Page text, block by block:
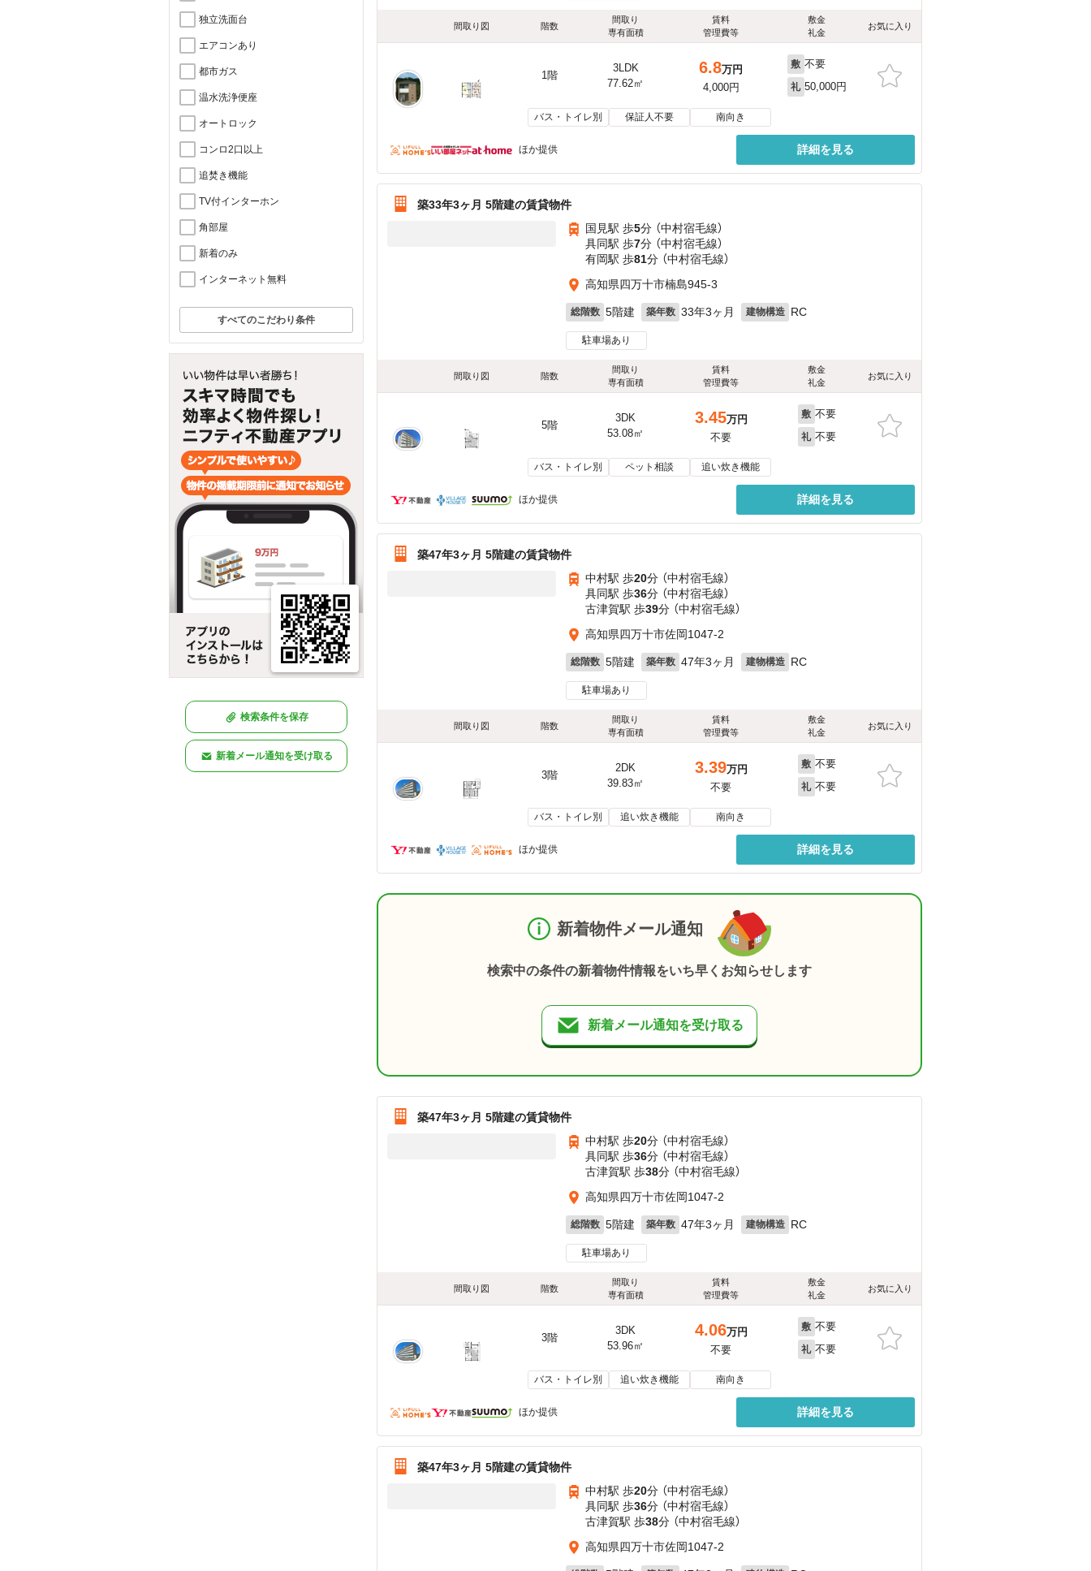
独立洗面台
エアコンあり
都市ガス
温水洗浄便座
オートロック
コンロ2口以上
追焚き機能
TV付インターホン
角部屋
新着のみ
インターネット無料
すべてのこだわり条件
検索条件を保存
新着メール通知を受け取る
間取り図 階数
間取り
専有面積
賃料
管理費等
敷金
礼金
お気に入り
1階
3LDK
77.62㎡
6.8万円
4,000円
敷 不要
礼 50,000円
バス・トイレ別 保証人不要 南向き
ほか提供 詳細を見る
築33年3ヶ月 5階建の賃貸物件
国見駅 歩5分 （中村宿毛線）
具同駅 歩7分 （中村宿毛線）
有岡駅 歩81分 （中村宿毛線）
高知県四万十市楠島945-3
総階数 5階建 築年数 33年3ヶ月 建物構造 RC
駐車場あり
間取り図 階数
間取り
専有面積
賃料
管理費等
敷金
礼金
お気に入り
5階
3DK
53.08㎡
3.45万円
不要
敷 不要
礼 不要
バス・トイレ別 ペット相談 追い炊き機能
ほか提供 詳細を見る
築47年3ヶ月 5階建の賃貸物件
中村駅 歩20分 （中村宿毛線）
具同駅 歩36分 （中村宿毛線）
古津賀駅 歩39分 （中村宿毛線）
高知県四万十市佐岡1047-2
総階数 5階建 築年数 47年3ヶ月 建物構造 RC
駐車場あり
間取り図 階数
間取り
専有面積
賃料
管理費等
敷金
礼金
お気に入り
3階
2DK
39.83㎡
3.39万円
不要
敷 不要
礼 不要
バス・トイレ別 追い炊き機能 南向き
ほか提供 詳細を見る
新着物件メール通知
検索中の条件の新着物件情報をいち早くお知らせします
新着メール通知を受け取る
築47年3ヶ月 5階建の賃貸物件
中村駅 歩20分 （中村宿毛線）
具同駅 歩36分 （中村宿毛線）
古津賀駅 歩38分 （中村宿毛線）
高知県四万十市佐岡1047-2
総階数 5階建 築年数 47年3ヶ月 建物構造 RC
駐車場あり
間取り図 階数
間取り
専有面積
賃料
管理費等
敷金
礼金
お気に入り
3階
3DK
53.96㎡
4.06万円
不要
敷 不要
礼 不要
バス・トイレ別 追い炊き機能 南向き
ほか提供 詳細を見る
築47年3ヶ月 5階建の賃貸物件
中村駅 歩20分 （中村宿毛線）
具同駅 歩36分 （中村宿毛線）
古津賀駅 歩38分 （中村宿毛線）
高知県四万十市佐岡1047-2